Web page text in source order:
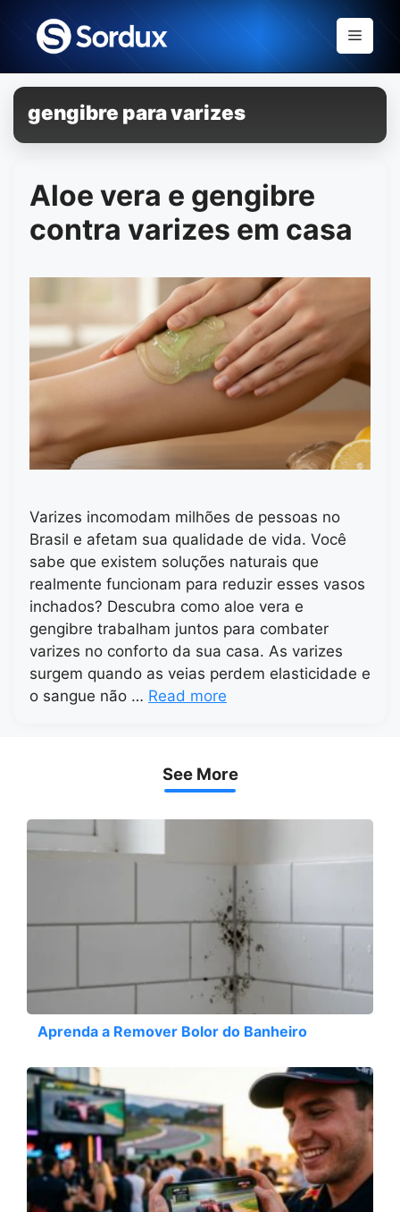
content
Menu
gengibre para varizes
Aloe vera e gengibre
contra varizes em casa
Varizes incomodam milhões de pessoas no
Brasil e afetam sua qualidade de vida. Você
sabe que existem soluções naturais que
realmente funcionam para reduzir esses vasos
inchados? Descubra como aloe vera e
gengibre trabalham juntos para combater
varizes no conforto da sua casa. As varizes
surgem quando as veias perdem elasticidade e
o sangue não … Read more
See More
Aprenda a Remover Bolor do Banheiro